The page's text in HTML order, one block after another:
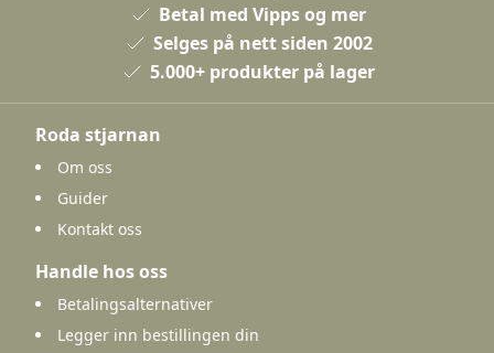
Betal med Vipps og mer
Selges på nett siden 2002
5.000+ produkter på lager
Roda stjarnan
Om oss
Guider
Kontakt oss
Handle hos oss
Betalingsalternativer
Legger inn bestillingen din